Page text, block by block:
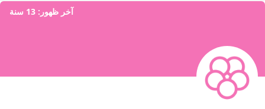
آخر ظهور: 13 سنة